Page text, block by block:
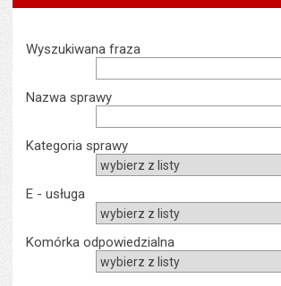
Wyszukiwarka
Wyszukiwana fraza
Nazwa sprawy
Kategoria sprawy
E - usługa
Komórka odpowiedzialna